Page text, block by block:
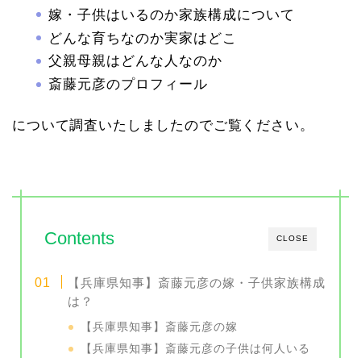
嫁・子供はいるのか家族構成について
どんな育ちなのか実家はどこ
父親母親はどんな人なのか
斎藤元彦のプロフィール
について調査いたしましたのでご覧ください。
CLOSE
Contents
【兵庫県知事】斎藤元彦の嫁・子供家族構成
は？
【兵庫県知事】斎藤元彦の嫁
【兵庫県知事】斎藤元彦の子供は何人いる